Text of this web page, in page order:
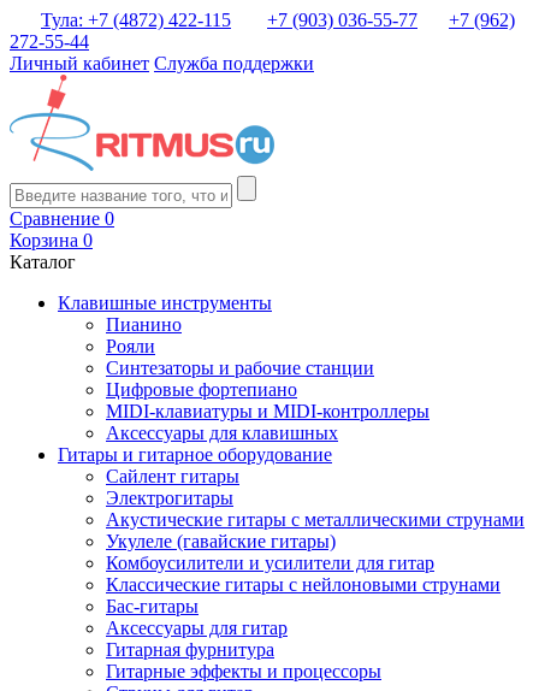
Тула: +7 (4872) 422-115 +7 (903) 036-55-77
+7 (962)
272-55-44
Личный кабинет Служба поддержки
Сравнение 0
Корзина 0
Каталог
Клавишные инструменты
Пианино
Рояли
Синтезаторы и рабочие станции
Цифровые фортепиано
MIDI-клавиатуры и MIDI-контроллеры
Аксессуары для клавишных
Гитары и гитарное оборудование
Сайлент гитары
Электрогитары
Акустические гитары с металлическими струнами
Укулеле (гавайские гитары)
Комбоусилители и усилители для гитар
Классические гитары с нейлоновыми струнами
Бас-гитары
Аксессуары для гитар
Гитарная фурнитура
Гитарные эффекты и процессоры